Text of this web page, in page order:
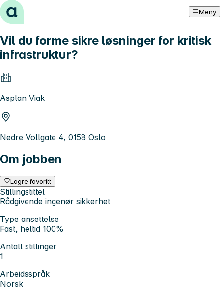
Hopp til innhold Meny
Vil du forme sikre løsninger for kritisk
infrastruktur?
Asplan Viak
Nedre Vollgate 4, 0158 Oslo
Om jobben
Lagre favoritt
Stillingstittel
Rådgivende ingenør sikkerhet
Type ansettelse
Fast, heltid 100%
Antall stillinger
1
Arbeidsspråk
Norsk